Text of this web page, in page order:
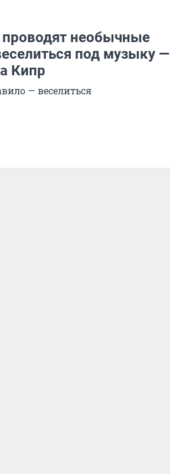
необычные
под музыку —
Кипр
— веселиться